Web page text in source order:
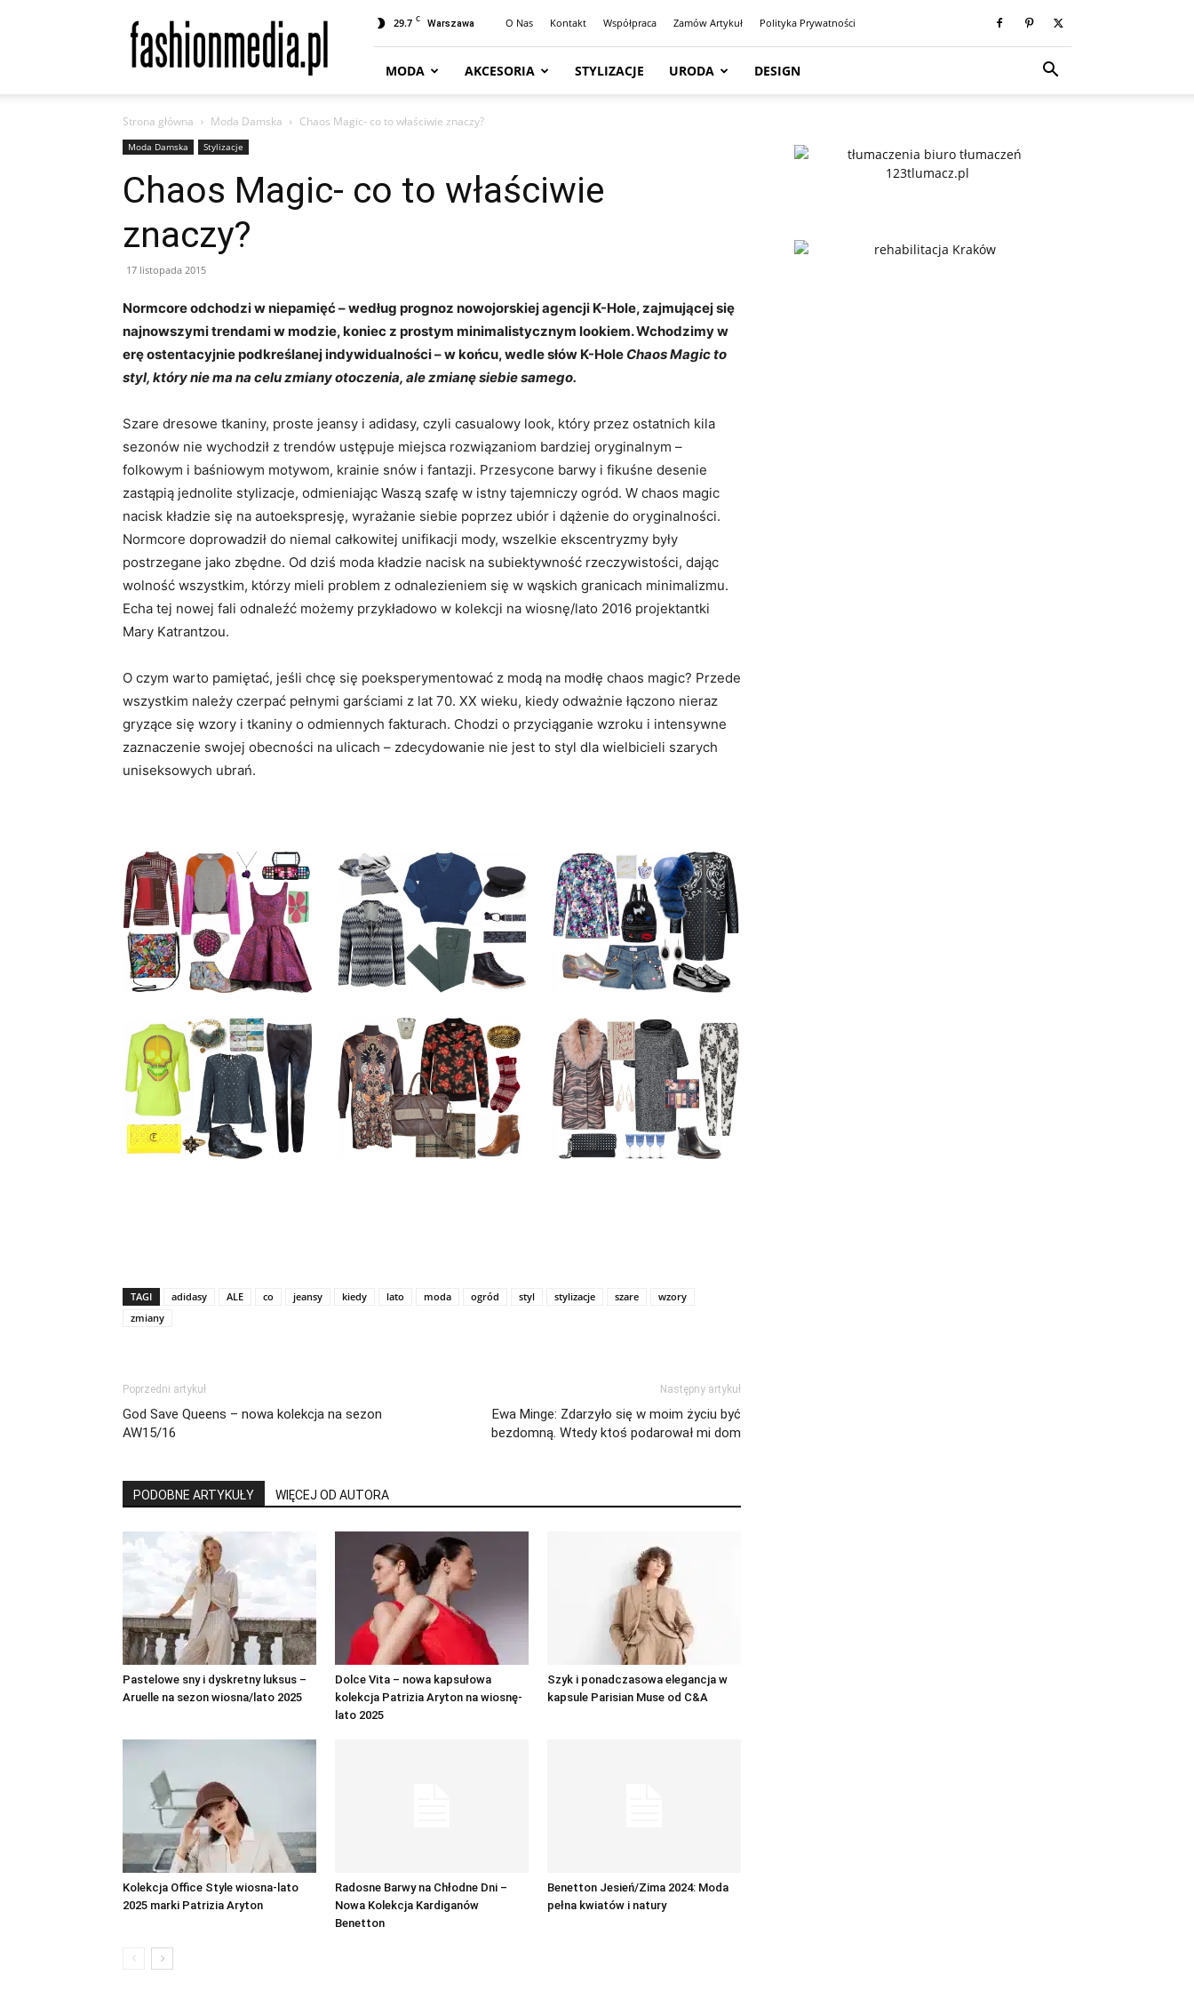
Moda
Styl
|
|
Design
29.7 C Warszawa O Nas Kontakt Współpraca Zamów Artykuł Polityka Prywatności
MODA AKCESORIA STYLIZACJE URODA DESIGN
Strona główna Moda Damska Chaos Magic- co to właściwie znaczy?
Moda Damska Stylizacje
Chaos Magic- co to właściwie
znaczy?
17 listopada 2015
Normcore odchodzi w niepamięć – według prognoz nowojorskiej agencji K-Hole, zajmującej się
najnowszymi trendami w modzie, koniec z prostym minimalistycznym lookiem. Wchodzimy w
erę ostentacyjnie podkreślanej indywidualności – w końcu, wedle słów K-Hole Chaos Magic to
styl, który nie ma na celu zmiany otoczenia, ale zmianę siebie samego.
Szare dresowe tkaniny, proste jeansy i adidasy, czyli casualowy look, który przez ostatnich kila
sezonów nie wychodził z trendów ustępuje miejsca rozwiązaniom bardziej oryginalnym –
folkowym i baśniowym motywom, krainie snów i fantazji. Przesycone barwy i fikuśne desenie
zastąpią jednolite stylizacje, odmieniając Waszą szafę w istny tajemniczy ogród. W chaos magic
nacisk kładzie się na autoekspresję, wyrażanie siebie poprzez ubiór i dążenie do oryginalności.
Normcore doprowadził do niemal całkowitej unifikacji mody, wszelkie ekscentryzmy były
postrzegane jako zbędne. Od dziś moda kładzie nacisk na subiektywność rzeczywistości, dając
wolność wszystkim, którzy mieli problem z odnalezieniem się w wąskich granicach minimalizmu.
Echa tej nowej fali odnaleźć możemy przykładowo w kolekcji na wiosnę/lato 2016 projektantki
Mary Katrantzou.
O czym warto pamiętać, jeśli chcę się poeksperymentować z modą na modłę chaos magic? Przede
wszystkim należy czerpać pełnymi garściami z lat 70. XX wieku, kiedy odważnie łączono nieraz
gryzące się wzory i tkaniny o odmiennych fakturach. Chodzi o przyciąganie wzroku i intensywne
zaznaczenie swojej obecności na ulicach – zdecydowanie nie jest to styl dla wielbicieli szarych
uniseksowych ubrań.
TAGI adidasy ALE co jeansy kiedy lato moda ogród styl stylizacje szare
wzory
zmiany
Poprzedni artykuł
God Save Queens – nowa kolekcja na sezon
AW15/16
Następny artykuł
Ewa Minge: Zdarzyło się w moim życiu być
bezdomną. Wtedy ktoś podarował mi dom
PODOBNE ARTYKUŁY WIĘCEJ OD AUTORA
Pastelowe sny i dyskretny luksus –
Aruelle na sezon wiosna/lato 2025
Dolce Vita – nowa kapsułowa
kolekcja Patrizia Aryton na wiosnę-
lato 2025
Szyk i ponadczasowa elegancja w
kapsule Parisian Muse od C&A
Kolekcja Office Style wiosna-lato
2025 marki Patrizia Aryton
Radosne Barwy na Chłodne Dni –
Nowa Kolekcja Kardiganów
Benetton
Benetton Jesień/Zima 2024: Moda
pełna kwiatów i natury